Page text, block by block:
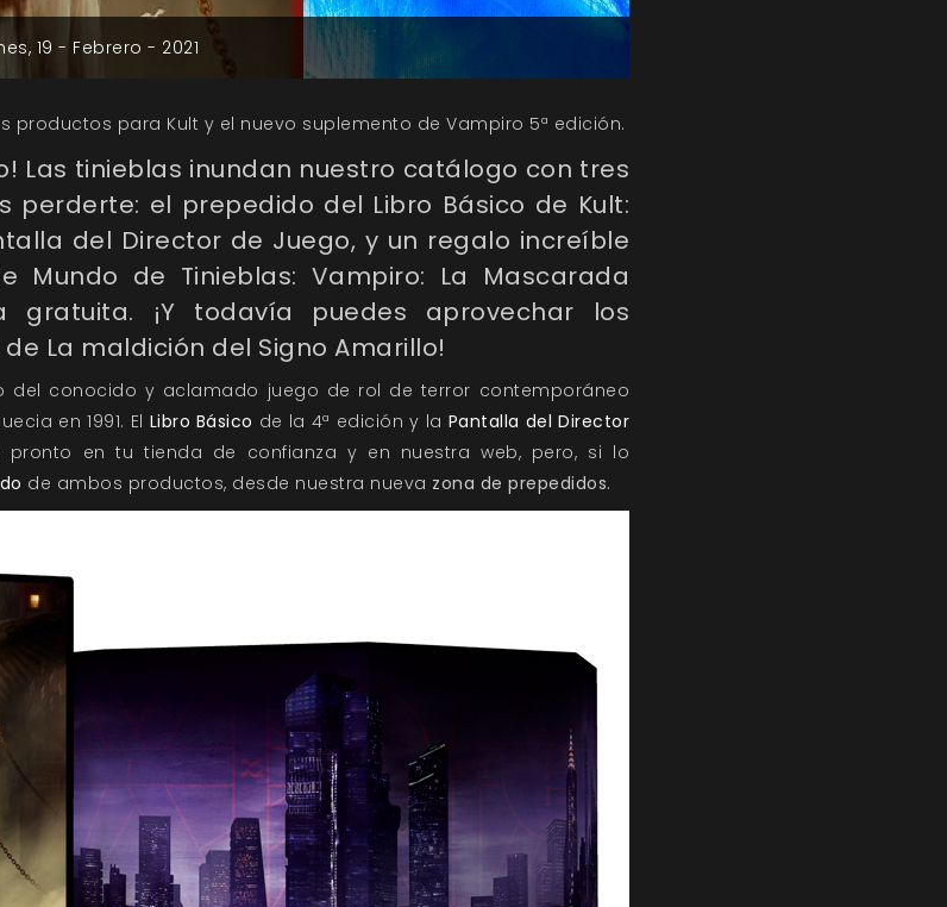
19 - Febrero - 2021
productos para Kult y el nuevo suplemento de Vampiro 5ª edición.
Las tinieblas inundan nuestro catálogo con tres
perderte: el prepedido del Libro Básico de Kult:
del Director de Juego, y un regalo increíble
Mundo de Tinieblas: Vampiro: La Mascarada
gratuita. ¡Y todavía puedes aprovechar los
La maldición del Signo Amarillo!
del conocido y aclamado juego de rol de terror contemporáneo
en 1991. El Libro Básico de la 4ª edición y la Pantalla del Director
pronto en tu tienda de confianza y en nuestra web, pero, si lo
de ambos productos, desde nuestra nueva zona de prepedidos.